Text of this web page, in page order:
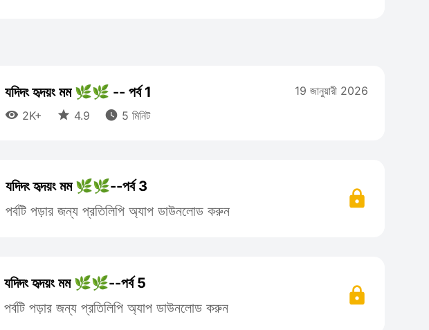
যদিদং হৃদয়ং মম 🌿🌿 -- পর্ব 1
 2K+  4.9  5 মিনিট
19 জানুয়ারী 2026
যদিদং হৃদয়ং মম 🌿🌿--পর্ব 3
পর্বটি পড়ার জন্য প্রতিলিপি অ্যাপ ডাউনলোড করুন
যদিদং হৃদয়ং মম 🌿🌿--পর্ব 5
পর্বটি পড়ার জন্য প্রতিলিপি অ্যাপ ডাউনলোড করুন